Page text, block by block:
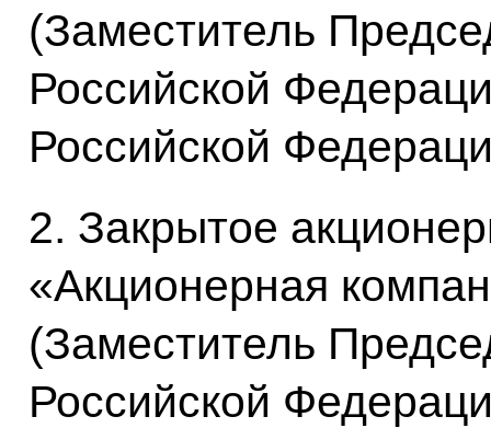
(Заместитель
Российской
Российской
2. Закрытое
«Акционерная
(Заместитель
Российской